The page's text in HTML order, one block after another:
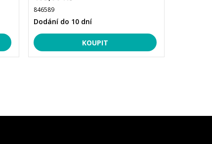
846589
Dodání do 10 dní